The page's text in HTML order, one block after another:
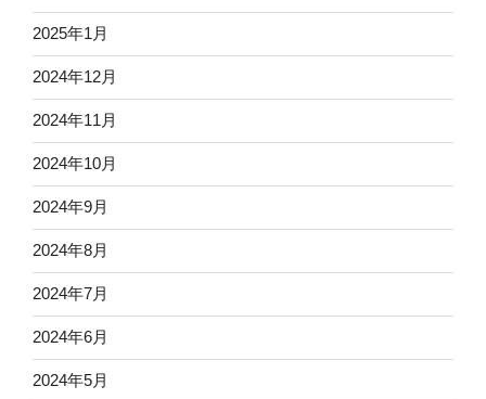
2025年1月
2024年12月
2024年11月
2024年10月
2024年9月
2024年8月
2024年7月
2024年6月
2024年5月